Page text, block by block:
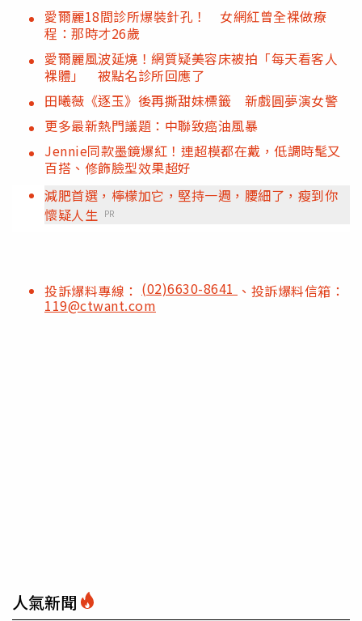
愛爾麗18間診所爆裝針孔！ 女網紅曾全裸做療
程：那時才26歲
愛爾麗風波延燒！網質疑美容床被拍「每天看客人
裸體」 被點名診所回應了
田曦薇《逐玉》後再撕甜妹標籤 新戲圓夢演女警
更多最新熱門議題：中聯致癌油風暴
Jennie同款墨鏡爆紅！連超模都在戴，低調時髦又
百搭、修飾臉型效果超好
減肥首選，檸檬加它，堅持一週，腰細了，瘦到你
懷疑人生
PR
投訴爆料專線： (02)6630-8641 、投訴爆料信箱：
119@ctwant.com
人氣新聞